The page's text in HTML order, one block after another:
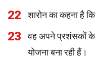
22 शारोन का कहना है
23
वह अपने प्रशंसकों के
योजना बना रही हैं।